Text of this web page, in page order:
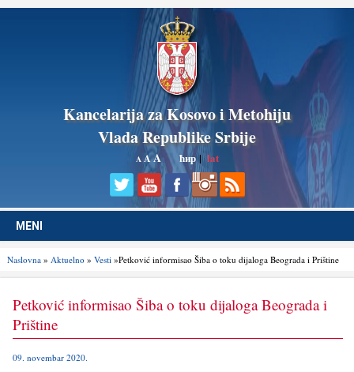
Kancelarija za Kosovo i Metohiju
Vlada Republike Srbije
A AA ћир|lat
MENI
Naslovna» Aktuelno» Vesti»Petković informisao Šiba o toku dijaloga Beograda i Prištine
Petković informisao Šiba o toku dijaloga Beograda i
Prištine
09. novembar 2020.